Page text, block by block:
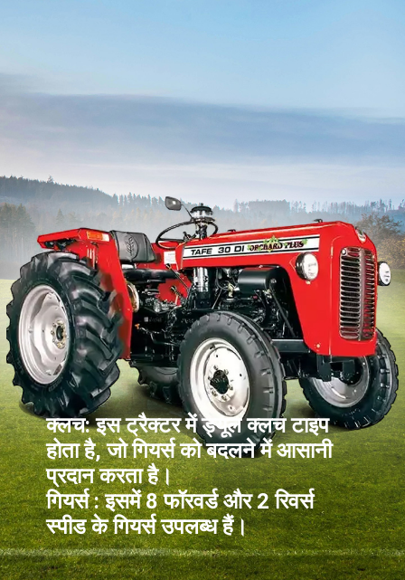
क्लच: इस ट्रैक्टर में ड्यूल क्लच टाइप
होता है, जो गियर्स को बदलने में आसानी
प्रदान करता है।
गियर्स : इसमें 8 फॉरवर्ड और 2 रिवर्स
स्पीड के गियर्स उपलब्ध हैं।